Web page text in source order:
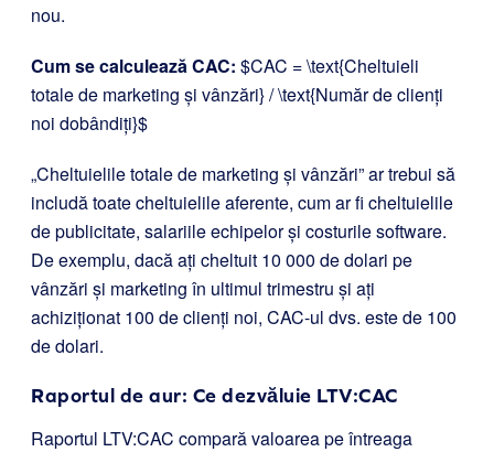
nou.
Cum se calculează CAC: $CAC = \text{Cheltuieli
totale de marketing și vânzări} / \text{Număr de clienți
noi dobândiți}$
„Cheltuielile totale de marketing și vânzări” ar trebui să
includă toate cheltuielile aferente, cum ar fi cheltuielile
de publicitate, salariile echipelor și costurile software.
De exemplu, dacă ați cheltuit 10 000 de dolari pe
vânzări și marketing în ultimul trimestru și ați
achiziționat 100 de clienți noi, CAC-ul dvs. este de 100
de dolari.
Raportul de aur: Ce dezvăluie LTV:CAC
Raportul LTV:CAC compară valoarea pe întreaga